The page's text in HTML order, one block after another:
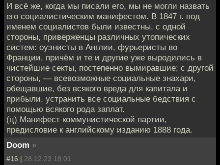
И всё же, когда мы писали его, мы не могли назвать
его социалистическим манифестом. В 1847 г. под
именем социалистов были известны, с одной
стороны, приверженцы различных утопических
систем: оуэнисты в Англии, фурьеристы во
Франции, причём и те и другие уже выродились в
чистейшие секты, постепенно вымиравшие; с другой
стороны, — всевозможные социальные знахари,
обещавшие, без всякого вреда для капитала и
прибыли, устранить все социальные бедствия с
помощью всякого рода заплат.
(ц) Манифест коммунистической партии,
предисловие к английскому изданию 1888 года.
Doom »
#16 | 28.12.23 18:01